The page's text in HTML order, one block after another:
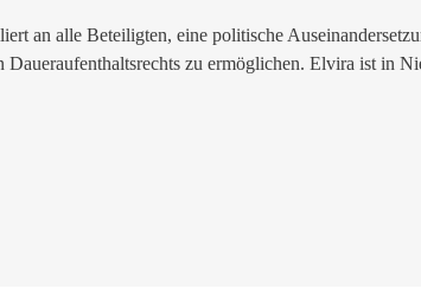
an alle Beteiligten, eine politische
zu ermöglichen. Elvira ist in